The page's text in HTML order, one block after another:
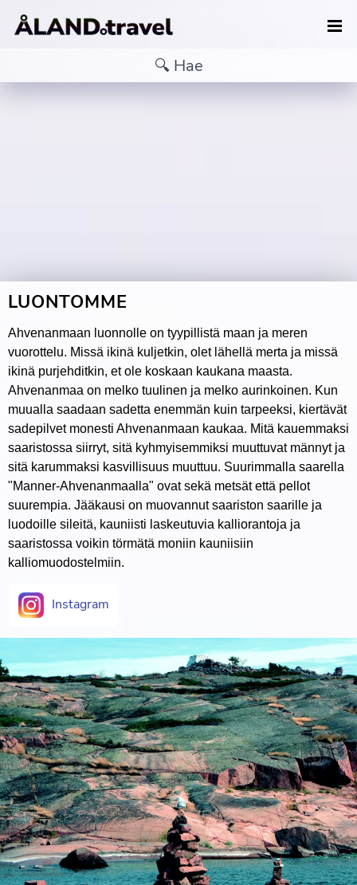
LUONTOMME
Ahvenanmaan luonnolle on tyypillistä maan ja meren
vuorottelu. Missä ikinä kuljetkin, olet lähellä merta ja missä
ikinä purjehditkin, et ole koskaan kaukana maasta.
Ahvenanmaa on melko tuulinen ja melko aurinkoinen. Kun
muualla saadaan sadetta enemmän kuin tarpeeksi, kiertävät
sadepilvet monesti Ahvenanmaan kaukaa. Mitä kauemmaksi
saaristossa siirryt, sitä kyhmyisemmiksi muuttuvat männyt ja
sitä karummaksi kasvillisuus muuttuu. Suurimmalla saarella
"Manner-Ahvenanmaalla" ovat sekä metsät että pellot
suurempia. Jääkausi on muovannut saariston saarille ja
luodoille sileitä, kauniisti laskeutuvia kalliorantoja ja
saaristossa voikin törmätä moniin kauniisiin
kalliomuodostelmiin.
Instagram